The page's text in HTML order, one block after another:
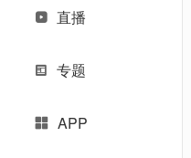
直播
专题
APP